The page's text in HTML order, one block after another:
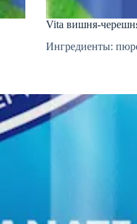
Vita вишня-
Ингредиенты: